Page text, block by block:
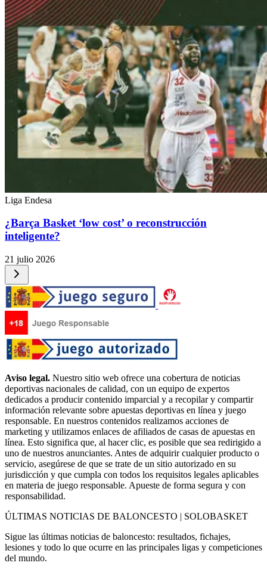
Liga Endesa
¿Barça Basket ‘low cost’ o reconstrucción
inteligente?
21 julio 2026
Aviso legal. Nuestro sitio web ofrece una cobertura de noticias
deportivas nacionales de calidad, con un equipo de expertos
dedicados a producir contenido imparcial y a recopilar y compartir
información relevante sobre apuestas deportivas en línea y juego
responsable. En nuestros contenidos realizamos acciones de
marketing y utilizamos enlaces de afiliados de casas de apuestas en
línea. Esto significa que, al hacer clic, es posible que sea redirigido a
uno de nuestros anunciantes. Antes de adquirir cualquier producto o
servicio, asegúrese de que se trate de un sitio autorizado en su
jurisdicción y que cumpla con todos los requisitos legales aplicables
en materia de juego responsable. Apueste de forma segura y con
responsabilidad.
ÚLTIMAS NOTICIAS DE BALONCESTO | SOLOBASKET
Sigue las últimas noticias de baloncesto: resultados, fichajes,
lesiones y todo lo que ocurre en las principales ligas y competiciones
del mundo.